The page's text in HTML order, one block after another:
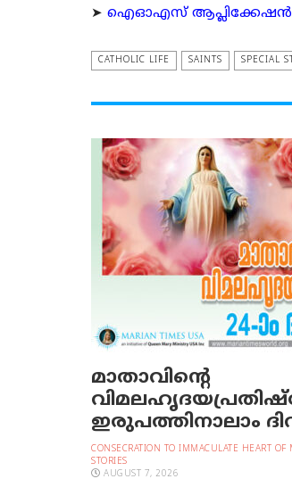
➤ ഐഓഎസ് ആപ്ലിക്കേഷന്‍
CATHOLIC LIFE SAINTS SPECIAL
മാതാവിന്റെ
ഇരുപത്തിനാലാം
CONSECRATION TO IMMACULATE HEART OF
STORIES
AUGUST 7, 2026